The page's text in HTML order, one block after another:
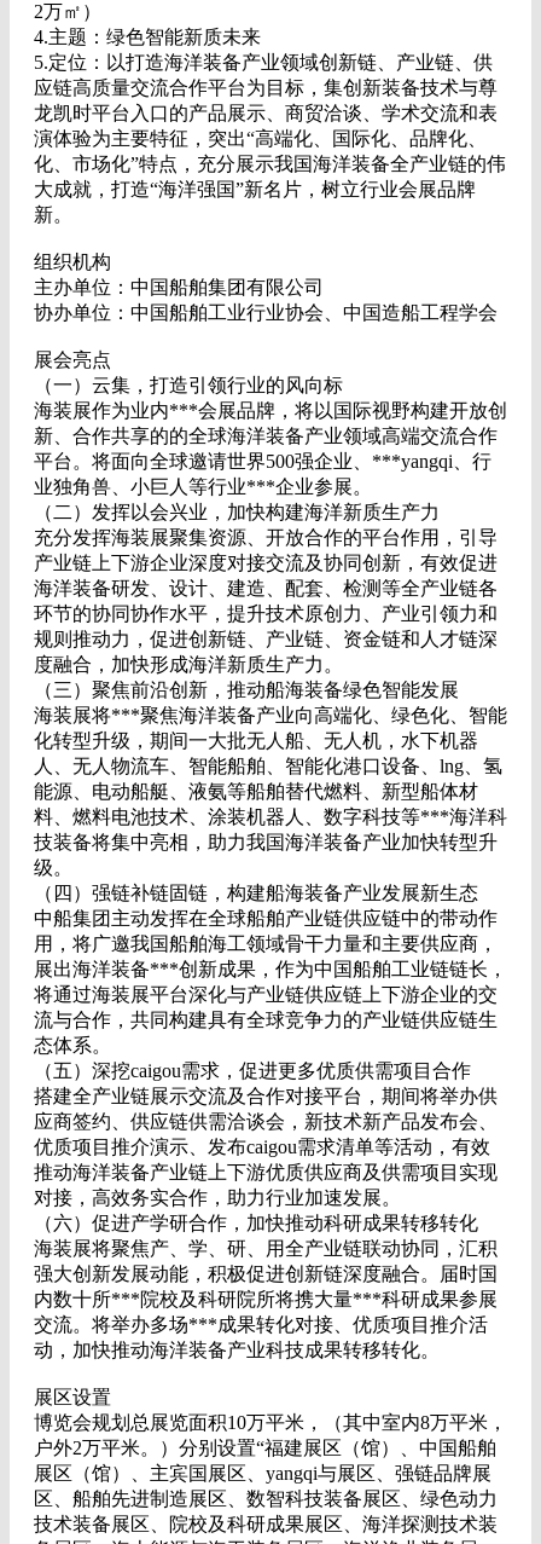
2万㎡）
4.主题：绿色智能新质未来
5.定位：以打造海洋装备产业领域创新链、产业链、供
应链高质量交流合作平台为目标，集创新装备技术与尊
龙凯时平台入口的产品展示、商贸洽谈、学术交流和表
演体验为主要特征，突出“高端化、国际化、品牌化、
化、市场化”特点，充分展示我国海洋装备全产业链的伟
大成就，打造“海洋强国”新名片，树立行业会展品牌
新。
组织机构
主办单位：中国船舶集团有限公司
协办单位：中国船舶工业行业协会、中国造船工程学会
展会亮点
（一）云集，打造引领行业的风向标
海装展作为业内***会展品牌，将以国际视野构建开放创
新、合作共享的的全球海洋装备产业领域高端交流合作
平台。将面向全球邀请世界500强企业、***yangqi、行
业独角兽、小巨人等行业***企业参展。
（二）发挥以会兴业，加快构建海洋新质生产力
充分发挥海装展聚集资源、开放合作的平台作用，引导
产业链上下游企业深度对接交流及协同创新，有效促进
海洋装备研发、设计、建造、配套、检测等全产业链各
环节的协同协作水平，提升技术原创力、产业引领力和
规则推动力，促进创新链、产业链、资金链和人才链深
度融合，加快形成海洋新质生产力。
（三）聚焦前沿创新，推动船海装备绿色智能发展
海装展将***聚焦海洋装备产业向高端化、绿色化、智能
化转型升级，期间一大批无人船、无人机，水下机器
人、无人物流车、智能船舶、智能化港口设备、lng、氢
能源、电动船艇、液氨等船舶替代燃料、新型船体材
料、燃料电池技术、涂装机器人、数字科技等***海洋科
技装备将集中亮相，助力我国海洋装备产业加快转型升
级。
（四）强链补链固链，构建船海装备产业发展新生态
中船集团主动发挥在全球船舶产业链供应链中的带动作
用，将广邀我国船舶海工领域骨干力量和主要供应商，
展出海洋装备***创新成果，作为中国船舶工业链链长，
将通过海装展平台深化与产业链供应链上下游企业的交
流与合作，共同构建具有全球竞争力的产业链供应链生
态体系。
（五）深挖caigou需求，促进更多优质供需项目合作
搭建全产业链展示交流及合作对接平台，期间将举办供
应商签约、供应链供需洽谈会，新技术新产品发布会、
优质项目推介演示、发布caigou需求清单等活动，有效
推动海洋装备产业链上下游优质供应商及供需项目实现
对接，高效务实合作，助力行业加速发展。
（六）促进产学研合作，加快推动科研成果转移转化
海装展将聚焦产、学、研、用全产业链联动协同，汇积
强大创新发展动能，积极促进创新链深度融合。届时国
内数十所***院校及科研院所将携大量***科研成果参展
交流。将举办多场***成果转化对接、优质项目推介活
动，加快推动海洋装备产业科技成果转移转化。
展区设置
博览会规划总展览面积10万平米，（其中室内8万平米，
户外2万平米。）分别设置“福建展区（馆）、中国船舶
展区（馆）、主宾国展区、yangqi与展区、强链品牌展
区、船舶先进制造展区、数智科技装备展区、绿色动力
技术装备展区、院校及科研成果展区、海洋探测技术装